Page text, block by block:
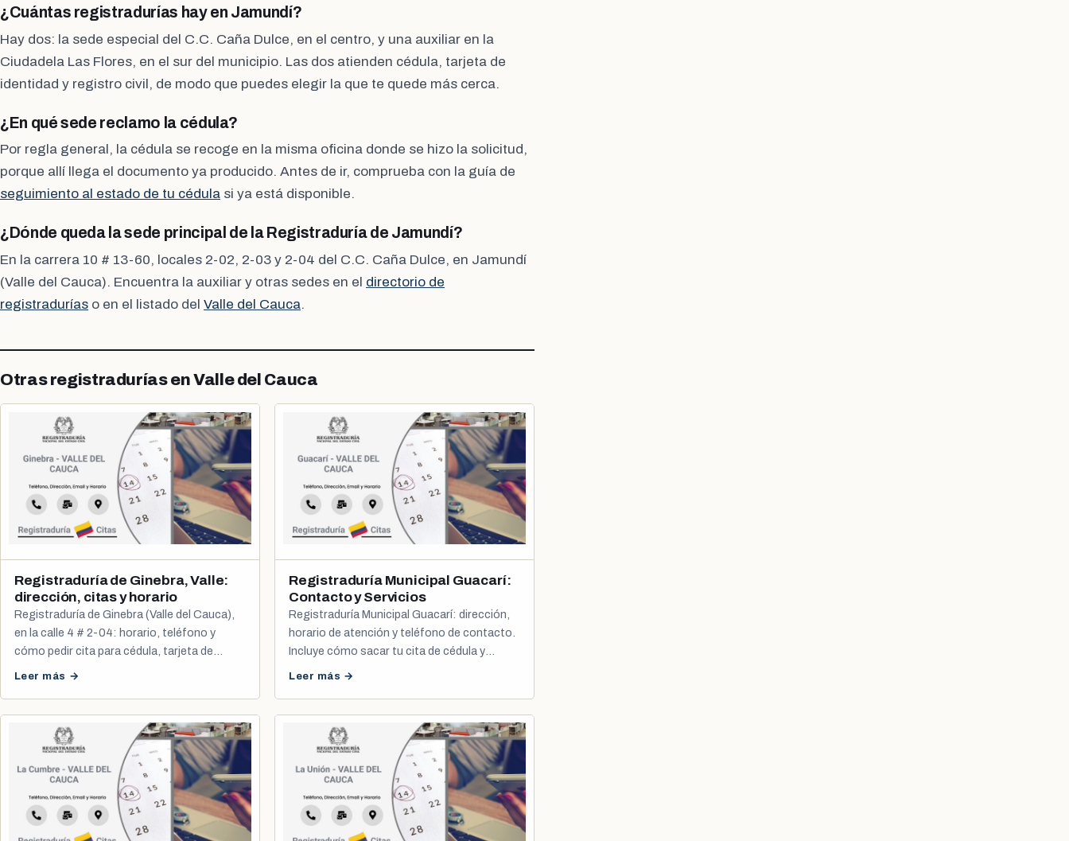
¿Cuántas registradurías hay en Jamundí?
Hay dos: la sede especial del C.C. Caña Dulce, en el centro, y una auxiliar en la
Ciudadela Las Flores, en el sur del municipio. Las dos atienden cédula, tarjeta de
identidad y registro civil, de modo que puedes elegir la que te quede más cerca.
¿En qué sede reclamo la cédula?
Por regla general, la cédula se recoge en la misma oficina donde se hizo la solicitud,
porque allí llega el documento ya producido. Antes de ir, comprueba con la guía de
seguimiento al estado de tu cédula si ya está disponible.
¿Dónde queda la sede principal de la Registraduría de Jamundí?
En la carrera 10 # 13-60, locales 2-02, 2-03 y 2-04 del C.C. Caña Dulce, en Jamundí
(Valle del Cauca). Encuentra la auxiliar y otras sedes en el directorio de
registradurías o en el listado del Valle del Cauca.
Otras registradurías en Valle del Cauca
Registraduría de Ginebra, Valle:
dirección, citas y horario
Registraduría de Ginebra (Valle del Cauca),
en la calle 4 # 2-04: horario, teléfono y
cómo pedir cita para cédula, tarjeta de
Leer más →
Registraduría Municipal Guacarí:
Contacto y Servicios
Registraduría Municipal Guacarí: dirección,
horario de atención y teléfono de contacto.
Incluye cómo sacar tu cita de cédula y
Leer más →